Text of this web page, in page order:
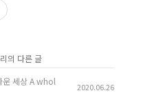
의 다른 글
운 세상 A whol
2020.06.26